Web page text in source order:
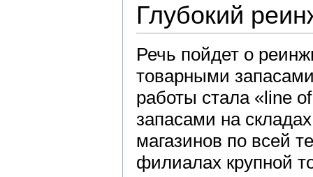
Глубокий
Речь пойдет о
товарными
работы стала «line
запасами на
магазинов по всей
филиалах крупной